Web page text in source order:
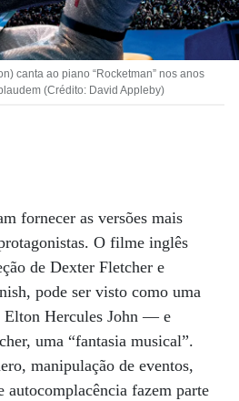
canta ao piano “Rocketman” nos anos
(Crédito: David Appleby)
fornecer as versões mais
O filme inglês
de Dexter Fletcher e
pode ser visto como uma
Hercules John — e
uma “fantasia musical”.
manipulação de eventos,
autocomplacência fazem parte